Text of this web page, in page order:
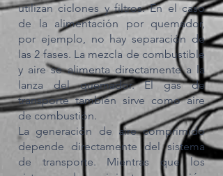
utilizan ciclones y filtros. En el caso
de la alimentación por quemador,
por ejemplo, no hay separación de
las 2 fases. La mezcla de combustible
y aire se alimenta directamente a la
lanza del quemador. El gas de
transporte también sirve como aire
de combustión.
La generación de aire comprimido
depende directamente del sistema
de transporte. Mientras que los